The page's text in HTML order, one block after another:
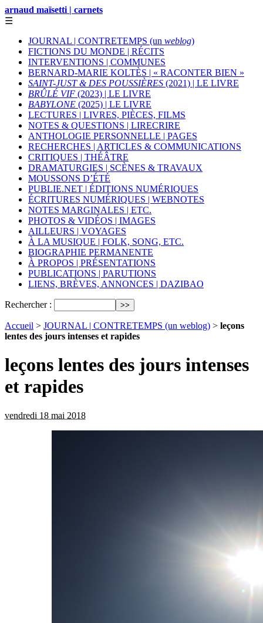
arnaud maïsetti | carnets
☰
JOURNAL | CONTRETEMPS (un weblog)
FICTIONS DU MONDE | RÉCITS
INTERVENTIONS | COMMUNES
BERNARD-MARIE KOLTÈS | « RACONTER BIEN »
SAINT-JUST & DES POUSSIÈRES (2021) | LE LIVRE
BRÛLÉ VIF (2023) | LE LIVRE
BABYLONE (2025) | LE LIVRE
LECTURES | LIVRES, PIÈCES, FILMS
NOTES & QUESTIONS | LIRECRIRE
ANTHOLOGIE PERSONNELLE | PAGES
RECHERCHES | ARTICLES & COMMUNICATIONS
CRITIQUES | THÉÂTRE
DRAMATURGIES | SCÈNES & TRAVAUX
MOUSSONS D’ÉTÉ
PUBLIE.NET | ÉDITIONS NUMÉRIQUES
ÉCRITURES NUMÉRIQUES | WEBNOTES
NOTES MARGINALES | ETC.
PHOTOS & VIDÉOS | IMAGES
AILLEURS | VOYAGES
À LA MUSIQUE | FOLK, SONG, ETC.
BIOGRAPHIE PERMANENTE
À PROPOS | PRÉSENTATIONS
PUBLICATIONS | PARUTIONS
LIENS, BRÈVES, ANNONCES | DAZIBAO
Rechercher :
Accueil > JOURNAL | CONTRETEMPS (un weblog) > leçons
lentes des jours intenses et rapides
leçons lentes des jours intenses
et rapides
vendredi 18 mai 2018